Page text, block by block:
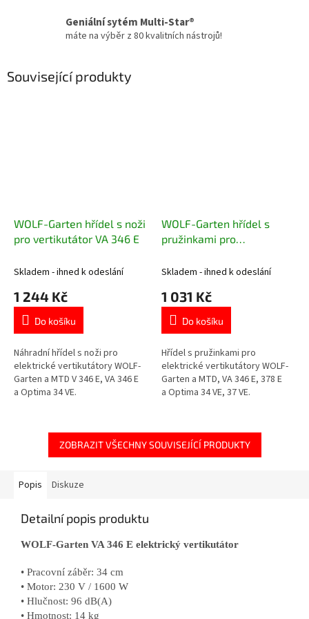
Geniální sytém Multi-Star®
máte na výběr z 80 kvalitních nástrojů!
Související produkty
WOLF-Garten hřídel s noži
pro vertikutátor VA 346 E
Skladem - ihned k odeslání
1 244 Kč
Do košíku
Náhradní hřídel s noži pro
elektrické vertikutátory WOLF-
Garten a MTD V 346 E, VA 346 E
a Optima 34 VE.
WOLF-Garten hřídel s
pružinkami pro
378 E
Skladem - ihned k odeslání
1 031 Kč
Do košíku
Hřídel s pružinkami pro
elektrické vertikutátory WOLF-
Garten a MTD, VA 346 E, 378 E
a Optima 34 VE, 37 VE.
ZOBRAZIT VŠECHNY SOUVISEJÍCÍ PRODUKTY
Popis Diskuze
Detailní popis produktu
WOLF-Garten VA 346 E elektrický vertikutátor
• Pracovní záběr: 34 cm
• Motor: 230 V / 1600 W
• Hlučnost: 96 dB(A)
• Hmotnost: 14 kg